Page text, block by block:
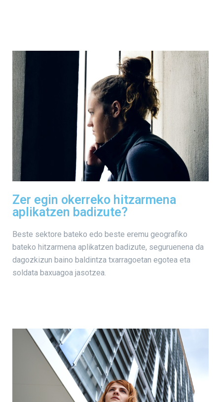
Zer egin okerreko hitzarmena
aplikatzen badizute?
Beste sektore bateko edo beste eremu geografiko
bateko hitzarmena aplikatzen badizute, seguruenena da
dagozkizun baino baldintza txarragoetan egotea eta
soldata baxuagoa jasotzea.